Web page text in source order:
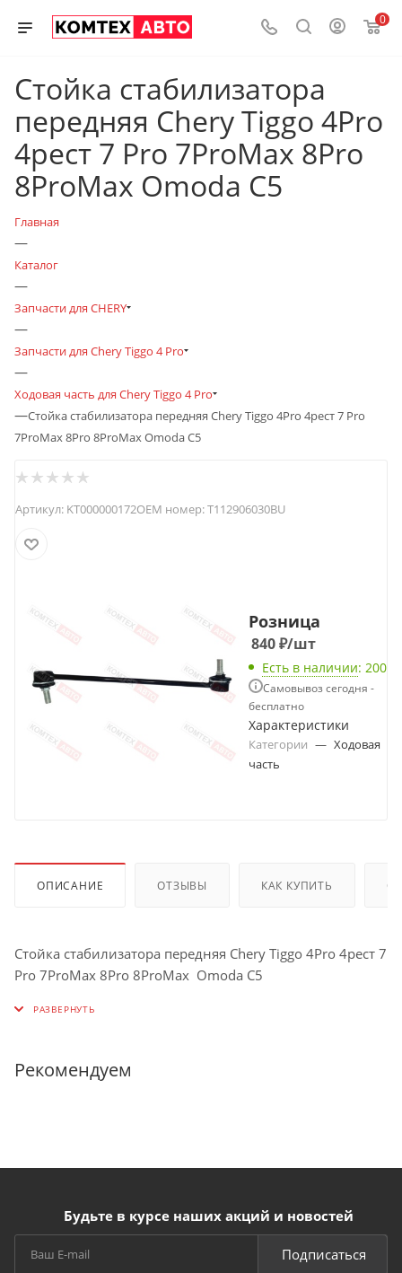
0
Стойка стабилизатора
передняя Chery Tiggo 4Pro
4рест 7 Pro 7ProMax 8Pro
8ProMax Omoda C5
Главная
—
Каталог
—
Запчасти для CHERY
—
Запчасти для Chery Tiggo 4 Pro
—
Ходовая часть для Chery Tiggo 4 Pro
—Стойка стабилизатора передняя Chery Tiggo 4Pro 4рест 7 Pro
7ProMax 8Pro 8ProMax Omoda C5
Артикул: KT000000172OEM номер:T112906030BU
Розница
840₽/шт
Есть в наличии: 200
Самовывоз сегодня -
бесплатно
Характеристики
Категории — Ходовая
часть
ОПИСАНИЕ ОТЗЫВЫ КАК КУПИТЬ
Стойка стабилизатора передняя Chery Tiggo 4Pro 4рест 7
Pro 7ProMax 8Pro 8ProMax Omoda C5
Рекомендуем
Будьте в курсе наших акций и новостей
Подписаться